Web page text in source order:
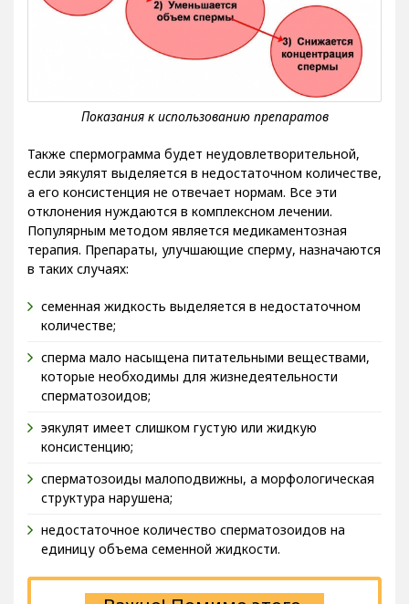
Также спермограмма будет неудовлетворительной,
если эякулят выделяется в недостаточном количестве,
а его консистенция не отвечает нормам. Все эти
отклонения нуждаются в комплексном лечении.
Популярным методом является медикаментозная
терапия. Препараты, улучшающие сперму, назначаются
в таких случаях:
семенная жидкость выделяется в недостаточном
количестве;
сперма мало насыщена питательными веществами,
которые необходимы для жизнедеятельности
сперматозоидов;
эякулят имеет слишком густую или жидкую
консистенцию;
сперматозоиды малоподвижны, а морфологическая
структура нарушена;
недостаточное количество сперматозоидов на
единицу объема семенной жидкости.